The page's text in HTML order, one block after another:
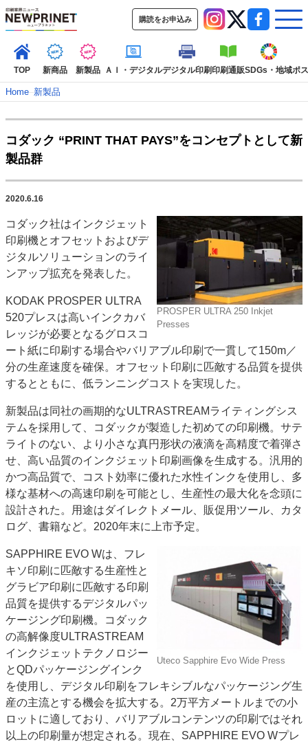
購読をお申込み
TOP 新商品 新製品 ＡＩ・デジタルデジタル印刷印刷通販SDGs・地域ポ
TOP
インタビュー
デジタル印刷
印刷通販
SDGs・地域
ポストプレス ビジネス イベント 信用情報
業界
市場・統計
人事・移転・異動・訃報
特集記事カテゴリー一覧
2022 見える化・MIS特集
特集・デジタル印刷 アイデアで勝負！ ～多様なビジネス・多彩な商材～
JAPAN PACK 2023 特集
中古印刷機・製本機特集
特集・デジタル印刷 ～ 新成長軌道を描く
案内
発刊案内
JFPI印刷用語集 印刷機材年鑑
運営
会社案内
購読・購入申し込み
サイトポリシー
お問い合わせ
Home–新製品
コダック “PRINT THAT PAYS”をコンセプトとして新
製品群
2020.6.16
PROSPER ULTRA 250 Inkjet
Presses
コダック社はインクジェット
印刷機とオフセットおよびデ
ジタルソリューションのライ
ンアップ拡充を発表した。
KODAK PROSPER ULTRA
520プレスは高いインクカバ
レッジが必要となるグロスコ
ート紙に印刷する場合やバリアブル印刷で一貫して150m／
分の生産速度を確保。オフセット印刷に匹敵する品質を提供
するとともに、低ランニングコストを実現した。
新製品は同社の画期的なULTRASTREAMライティングシス
テムを採用して、コダックが製造した初めての印刷機。サテ
ライトのない、より小さな真円形状の液滴を高精度で着弾さ
せ、高い品質のインクジェット印刷画像を生成する。汎用的
かつ高品質で、コスト効率に優れた水性インクを使用し、多
様な基材への高速印刷を可能とし、生産性の最大化を念頭に
設計された。用途はダイレクトメール、販促用ツール、カタ
ログ、書籍など。2020年末に上市予定。
Uteco Sapphire Evo Wide Press
SAPPHIRE EVO Wは、フレ
キソ印刷に匹敵する生産性と
グラビア印刷に匹敵する印刷
品質を提供するデジタルパッ
ケージング印刷機。コダック
の高解像度ULTRASTREAM
インクジェットテクノロジー
とQDパッケージングインク
を使用し、デジタル印刷をフレキシブルなパッケージング生
産の主流とする機会を拡大する。2万平方メートルまでの小
ロットに適しており、バリアブルコンテンツの印刷ではそれ
以上の印刷量が想定される。現在、SAPPHIRE EVO Wプレ